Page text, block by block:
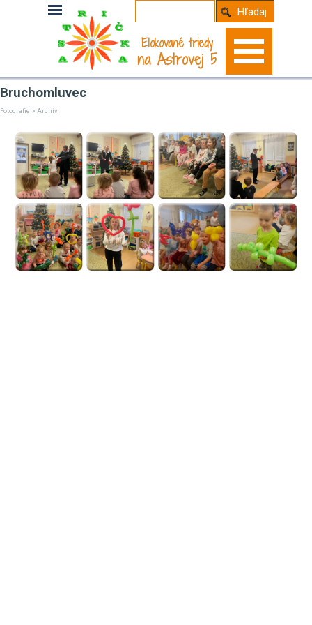
Elokované triedy
na Astrovej 5
Hľadaj
Bruchomluvec
Fotografie > Archív